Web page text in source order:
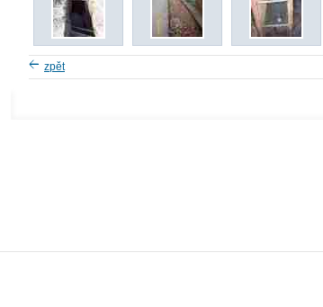
zpět